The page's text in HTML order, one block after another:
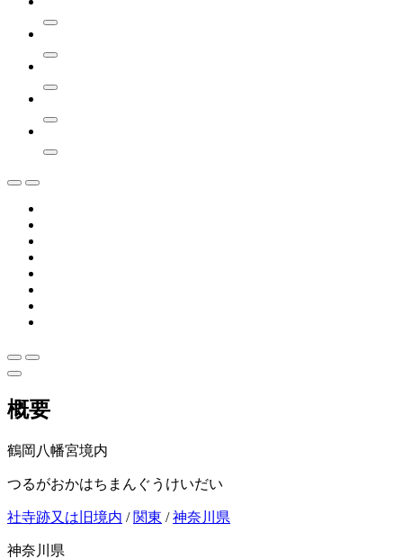
概要
鶴岡八幡宮境内
つるがおかはちまんぐうけいだい
社寺跡又は旧境内 / 関東 /神奈川県
神奈川県